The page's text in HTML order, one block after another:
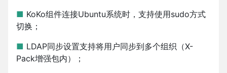
■ KoKo组件连接Ubuntu系统时，支持使用sudo方式
切换；
■ LDAP同步设置支持将用户同步到多个组织（X-
Pack增强包内）；